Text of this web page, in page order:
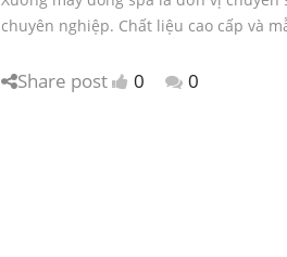
chuyên nghiệp. Chất liệu cao cấp và
Share post 0 0